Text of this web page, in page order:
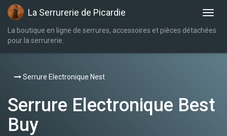
La Serrurerie de Picardie
La boutique en ligne de serrures, accessoires et pièces détachées
pour la serrurerie.
Serrure Electronique Nest
Serrure Electronique Best
Buy